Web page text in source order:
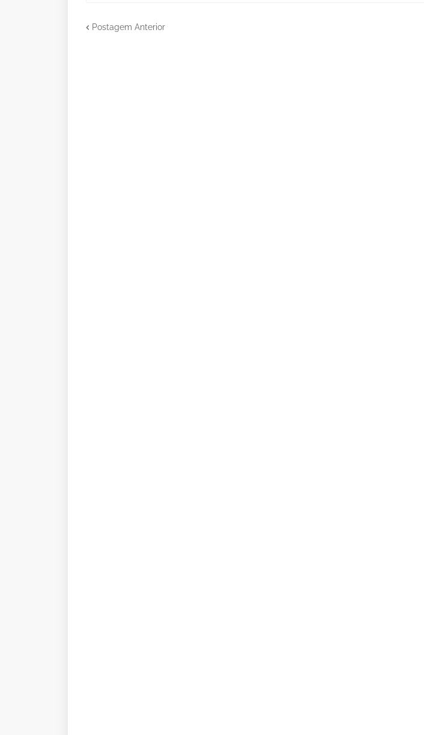
Postagem Anterior